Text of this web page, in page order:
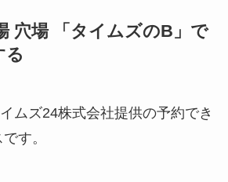
穴場 「タイムズのB」で
る
ムズ24株式会社提供の予約でき
す。